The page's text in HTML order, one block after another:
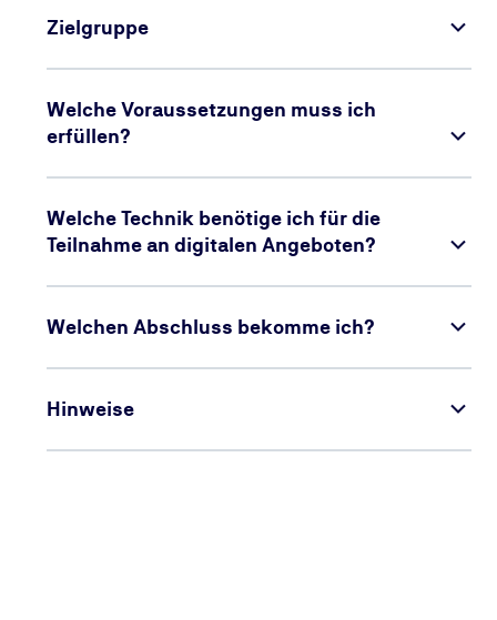
Zielgruppe
Welche Voraussetzungen muss ich
erfüllen?
Welche Technik benötige ich für die
Teilnahme an digitalen Angeboten?
Welchen Abschluss bekomme ich?
Hinweise